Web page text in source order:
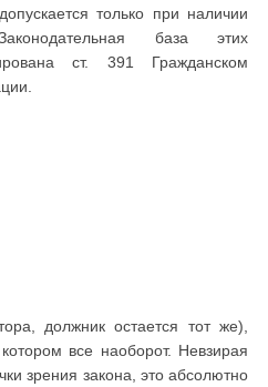
только при наличии
база этих
ст. 391 Гражданском
должник остается тот же),
все наоборот. Невзирая
зрения закона, это абсолютно